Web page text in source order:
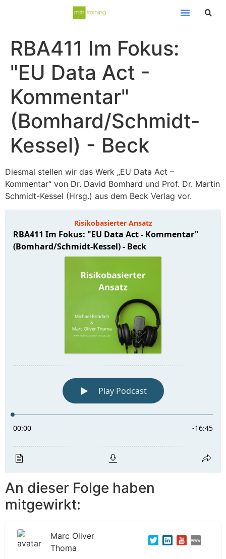
RBA411 Im Fokus:
"EU Data Act -
Kommentar"
(Bomhard/Schmidt-
Kessel) - Beck
Diesmal stellen wir das Werk „EU Data Act –
Kommentar“ von Dr. David Bomhard und Prof. Dr. Martin
Schmidt-Kessel (Hrsg.) aus dem Beck Verlag vor.
An dieser Folge haben
mitgewirkt:
Marc Oliver
Thoma